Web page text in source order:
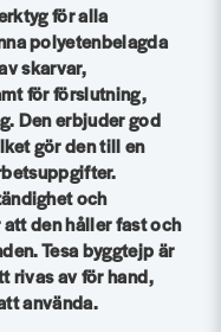
för alla
polyetenbelagda
skarvar,
för förslutning,
Den erbjuder god
gör den till en
och
den håller fast och
Tesa byggtejp är
rivas av för hand,
använda.